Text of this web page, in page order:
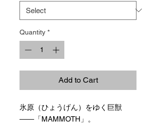
Quantity *
Add to Cart
氷原（ひょうげん）をゆく巨獣
――「MAMMOTH」。